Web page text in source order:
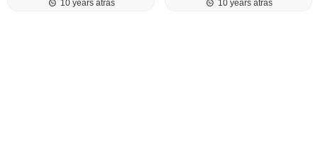
10 years atrás 10 years atrás